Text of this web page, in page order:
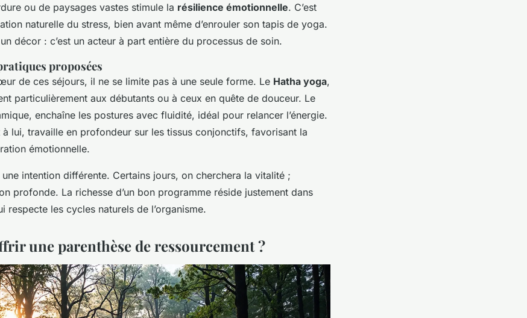
ou de paysages vastes stimule la résilience émotionnelle. C’est
naturelle du stress, bien avant même d’enrouler son tapis de yoga.
décor : c’est un acteur à part entière du processus de soin.
proposées
de ces séjours, il ne se limite pas à une seule forme. Le Hatha yoga,
particulièrement aux débutants ou à ceux en quête de douceur. Le
enchaîne les postures avec fluidité, idéal pour relancer l’énergie.
à lui, travaille en profondeur sur les tissus conjonctifs, favorisant la
émotionnelle.
intention différente. Certains jours, on cherchera la vitalité ;
profonde. La richesse d’un bon programme réside justement dans
respecte les cycles naturels de l’organisme.
une parenthèse de ressourcement ?